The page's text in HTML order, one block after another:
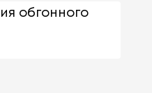
обгонного